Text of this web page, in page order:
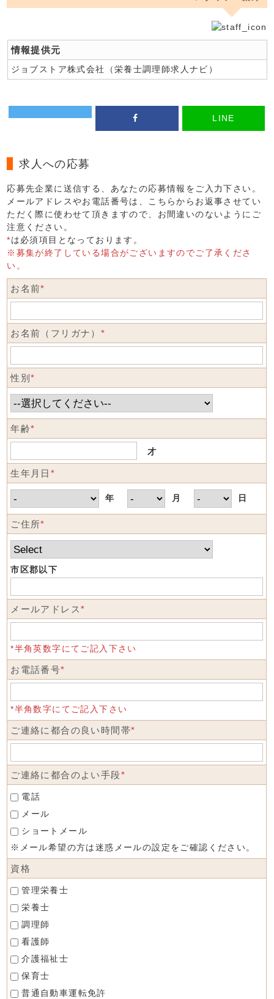
情報提供元
ジョブストア株式会社（栄養士調理師求人ナビ）
LINE
求人への応募
応募先企業に送信する、あなたの応募情報をご入力下さい。
メールアドレスやお電話番号は、こちらからお返事させてい
ただく際に使わせて頂きますので、お間違いのないようにご
注意ください。
*は必須項目となっております。
※募集が終了している場合がございますのでご了承くださ
い。
お名前*
お名前（フリガナ） *
性別*
年齢*
才
生年月日 *
年 月 日
ご住所*
市区郡以下
メールアドレス*
*半角英数字にてご記入下さい
お電話番号*
*半角数字にてご記入下さい
ご連絡に都合の良い時間帯*
ご連絡に都合のよい手段*
電話
メール
ショートメール
※メール希望の方は迷惑メールの設定をご確認ください。
資格
管理栄養士
栄養士
調理師
看護師
介護福祉士
保育士
普通自動車運転免許